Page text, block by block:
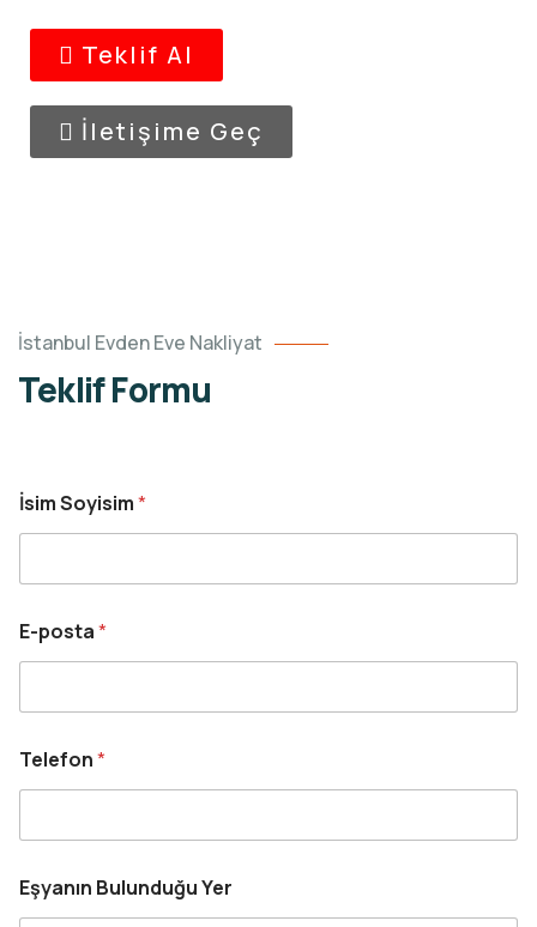
Teklif Al
İletişime Geç
İstanbul Evden Eve Nakliyat
Teklif Formu
İsim Soyisim*
E-posta*
Telefon*
Eşyanın Bulunduğu Yer